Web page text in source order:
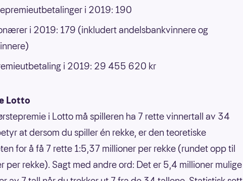
i 2019: 190
i 2019: 179 (inkludert andelsbankvinnere og
i 2019: 29 455 620 kr
Lotto
i Lotto må spilleren ha 7 rette vinnertall av 34
at dersom du spiller én rekke, er den teoretiske
for å få 7 rette 1:5,37 millioner per rekke (rundet opp til
per rekke). Sagt med andre ord: Det er 5,4 millioner mulige